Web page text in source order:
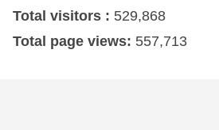
Total visitors : 529,868
Total page views: 557,713